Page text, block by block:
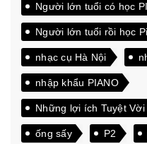
Người lớn tuổi có học
Người lớn tuổi rồi học
nhạc cụ Hà Nội
nhập khẩu PIANO
Những lợi ích Tuyệt
từ sớm
ống sấy P2